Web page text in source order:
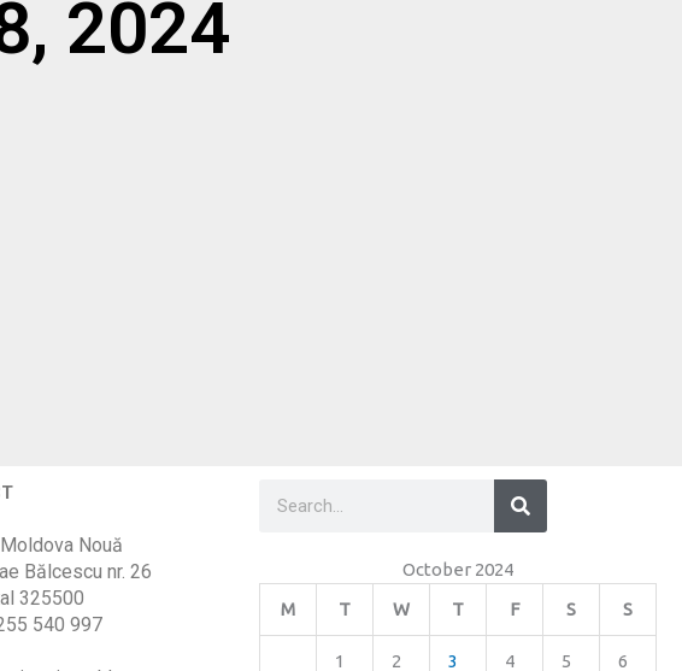
2024
Nouă
Bălcescu nr. 26
325500
540 997
Search
October 2024
M
T W T F S S
1 2 3 4 5 6